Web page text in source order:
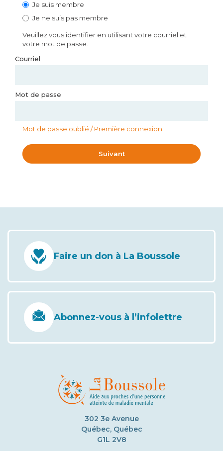
Je suis membre
Je ne suis pas membre
Veuillez vous identifier en utilisant votre courriel et
votre mot de passe.
Courriel
Mot de passe
Mot de passe oublié / Première connexion
Faire un don à La Boussole
Abonnez-vous à l’infolettre
302 3e Avenue
Québec, Québec
G1L 2V8